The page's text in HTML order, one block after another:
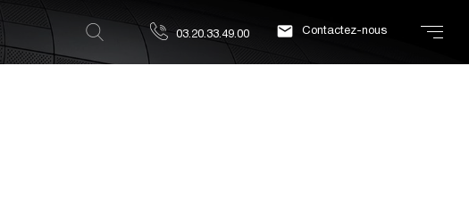
03.20.33.49.00  Contactez-nous